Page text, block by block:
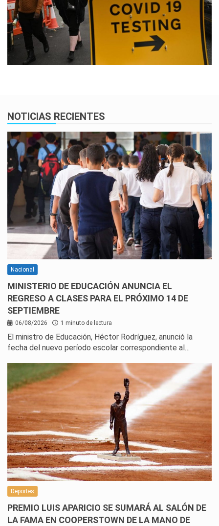
NOTICIAS RECIENTES
Nacional
MINISTERIO DE EDUCACIÓN ANUNCIA EL
REGRESO A CLASES PARA EL PRÓXIMO 14 DE
SEPTIEMBRE
06/08/2026 1 minuto de lectura
El ministro de Educación, Héctor Rodríguez, anunció la
fecha del nuevo período escolar correspondiente al…
Deportes
PREMIO LUIS APARICIO SE SUMARÁ AL SALÓN DE
LA FAMA EN COOPERSTOWN DE LA MANO DE